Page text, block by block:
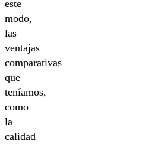
este
modo,
las
ventajas
comparativas
que
teníamos,
como
la
calidad